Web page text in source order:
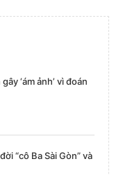
‘ám ảnh’ vì đoán
“cô Ba Sài Gòn” và